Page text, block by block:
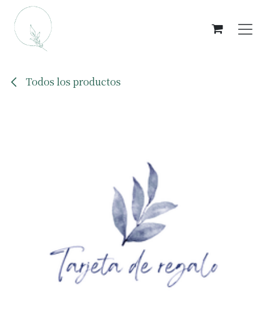
Ir al contenido
Todos los productos